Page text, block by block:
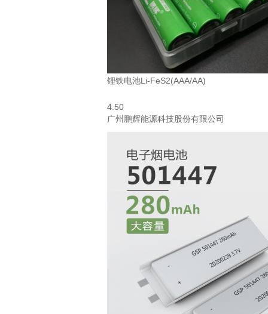
锂铁电池Li-FeS2(AAA/AA)
4.50
广州鹏辉能源科技股份有限公司